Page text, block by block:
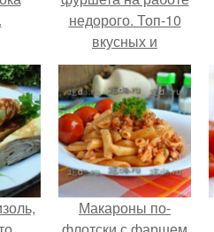
недорого. Топ-10
вкусных и
недорогих закусок
для фуршета на
работе
Макароны по-